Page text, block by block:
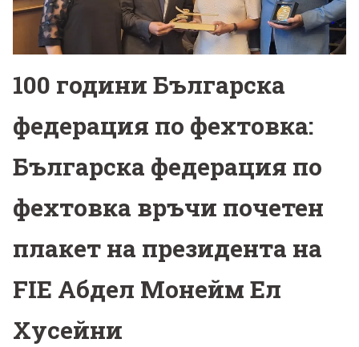
100 години Българска
федерация по фехтовка:
Българска федерация по
фехтовка връчи почетен
плакет на президента на
FIE Абдел Монейм Ел
Хусейни